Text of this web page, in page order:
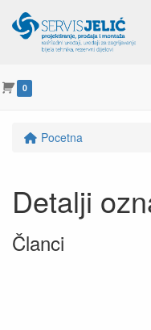
0
Pocetna
Detalji
Članci